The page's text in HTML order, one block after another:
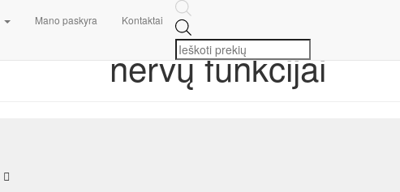
Mano paskyra Kontaktai
nervų funkcijai